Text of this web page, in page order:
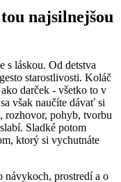
najsilnejšou
s láskou. Od detstva
starostlivosti. Koláč
darček - všetko to v
však naučíte dávať si
rozhovor, pohyb, tvorbu
Sladké potom
ktorý si vychutnáte
návykoch, prostredí a o